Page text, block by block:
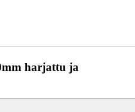
harjattu ja